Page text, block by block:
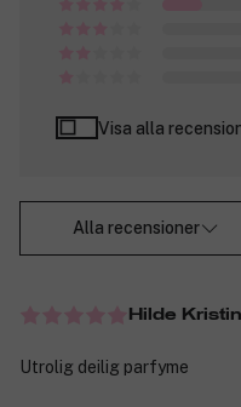
Visa alla
Alla recensioner
Hilde Kristin
Utrolig deilig parfyme